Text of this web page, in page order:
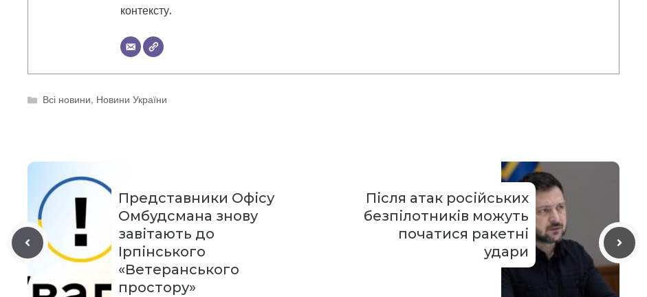
контексту.
Категорії
Всі новини, Новини України
Представники Офісу
Омбудсмана знову
завітають до
Ірпінського
«Ветеранського
простору»
Після атак російських
безпілотників можуть
початися ракетні
удари